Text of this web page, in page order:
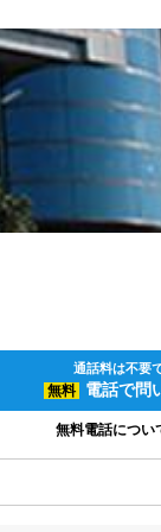
通話料は不要
無料 電話で問
無料電話につい